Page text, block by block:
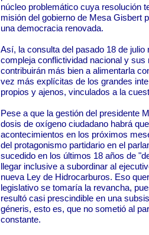
núcleo problemático cuya resolución
misión del gobierno de Mesa Gisbert
una democracia renovada.
Así, la consulta del pasado 18 de julio
compleja conflictividad nacional y sus
contribuirán más bien a alimentarla
vez más explícitas de los grandes
propios y ajenos, vinculados a la
Pese a que la gestión del presidente
dosis de oxígeno ciudadano habrá
acontecimientos en los próximos
del protagonismo partidario en el
sucedido en los últimos 18 años de
llegar inclusive a subordinar al
nueva Ley de Hidrocarburos. Eso
legislativo se tomaría la revancha,
resultó casi prescindible en una
géneris, esto es, que no sometió al
constante.